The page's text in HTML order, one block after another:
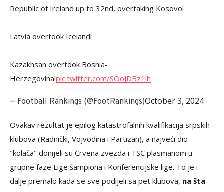
Republic of Ireland up to 32nd, overtaking Kosovo!
Latvia overtook Iceland!
Kazakhsan overtook Bosnia-
Herzegovina!pic.twitter.com/SOoJDBz1ih
— Football Rankings (@FootRankings)October 3, 2024
Ovakav rezultat je epilog katastrofalnih kvalifikacija srpskih
klubova (Radnički, Vojvodina i Partizan), a najveći dio
"kolača" donijeli su Crvena zvezda i TSC plasmanom u
grupne faze Lige šampiona i Konferencijske lige. To je i
dalje premalo kada se sve podijeli sa pet klubova, na šta